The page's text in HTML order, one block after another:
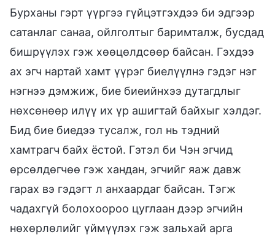
Бурханы гэрт үүргээ гүйцэтгэхдээ би эдгээр
сатанлаг санаа, ойлголтыг баримталж, бусдад
бишрүүлэх гэж хөөцөлдсөөр байсан. Гэхдээ
ах эгч нартай хамт үүрэг биелүүлнэ гэдэг нэг
нэгнээ дэмжиж, бие биеийнхээ дутагдлыг
нөхсөнөөр илүү их үр ашигтай байхыг хэлдэг.
Бид бие биедээ тусалж, гол нь тэдний
хамтрагч байх ёстой. Гэтэл би Чэн эгчид
өрсөлдөгчөө гэж хандан, эгчийг яаж давж
гарах вэ гэдэгт л анхаардаг байсан. Тэгж
чадахгүй болохоороо цуглаан дээр эгчийн
нөхөрлөлийг үймүүлэх гэж зальхай арга